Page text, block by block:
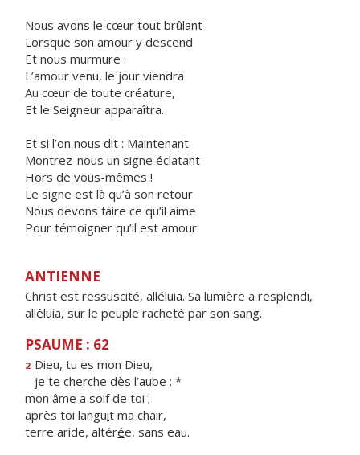
Nous avons le cœur tout brûlant
Lorsque son amour y descend
Et nous murmure :
L’amour venu, le jour viendra
Au cœur de toute créature,
Et le Seigneur apparaîtra.
Et si l’on nous dit : Maintenant
Montrez-nous un signe éclatant
Hors de vous-mêmes !
Le signe est là qu’à son retour
Nous devons faire ce qu’il aime
Pour témoigner qu’il est amour.
ANTIENNE
Christ est ressuscité, alléluia. Sa lumière a resplendi,
alléluia, sur le peuple racheté par son sang.
PSAUME : 62
2 Dieu, tu es mon Dieu,
je te cherche dès l’aube : *
mon âme a soif de toi ;
après toi languit ma chair,
terre aride, altérée, sans eau.